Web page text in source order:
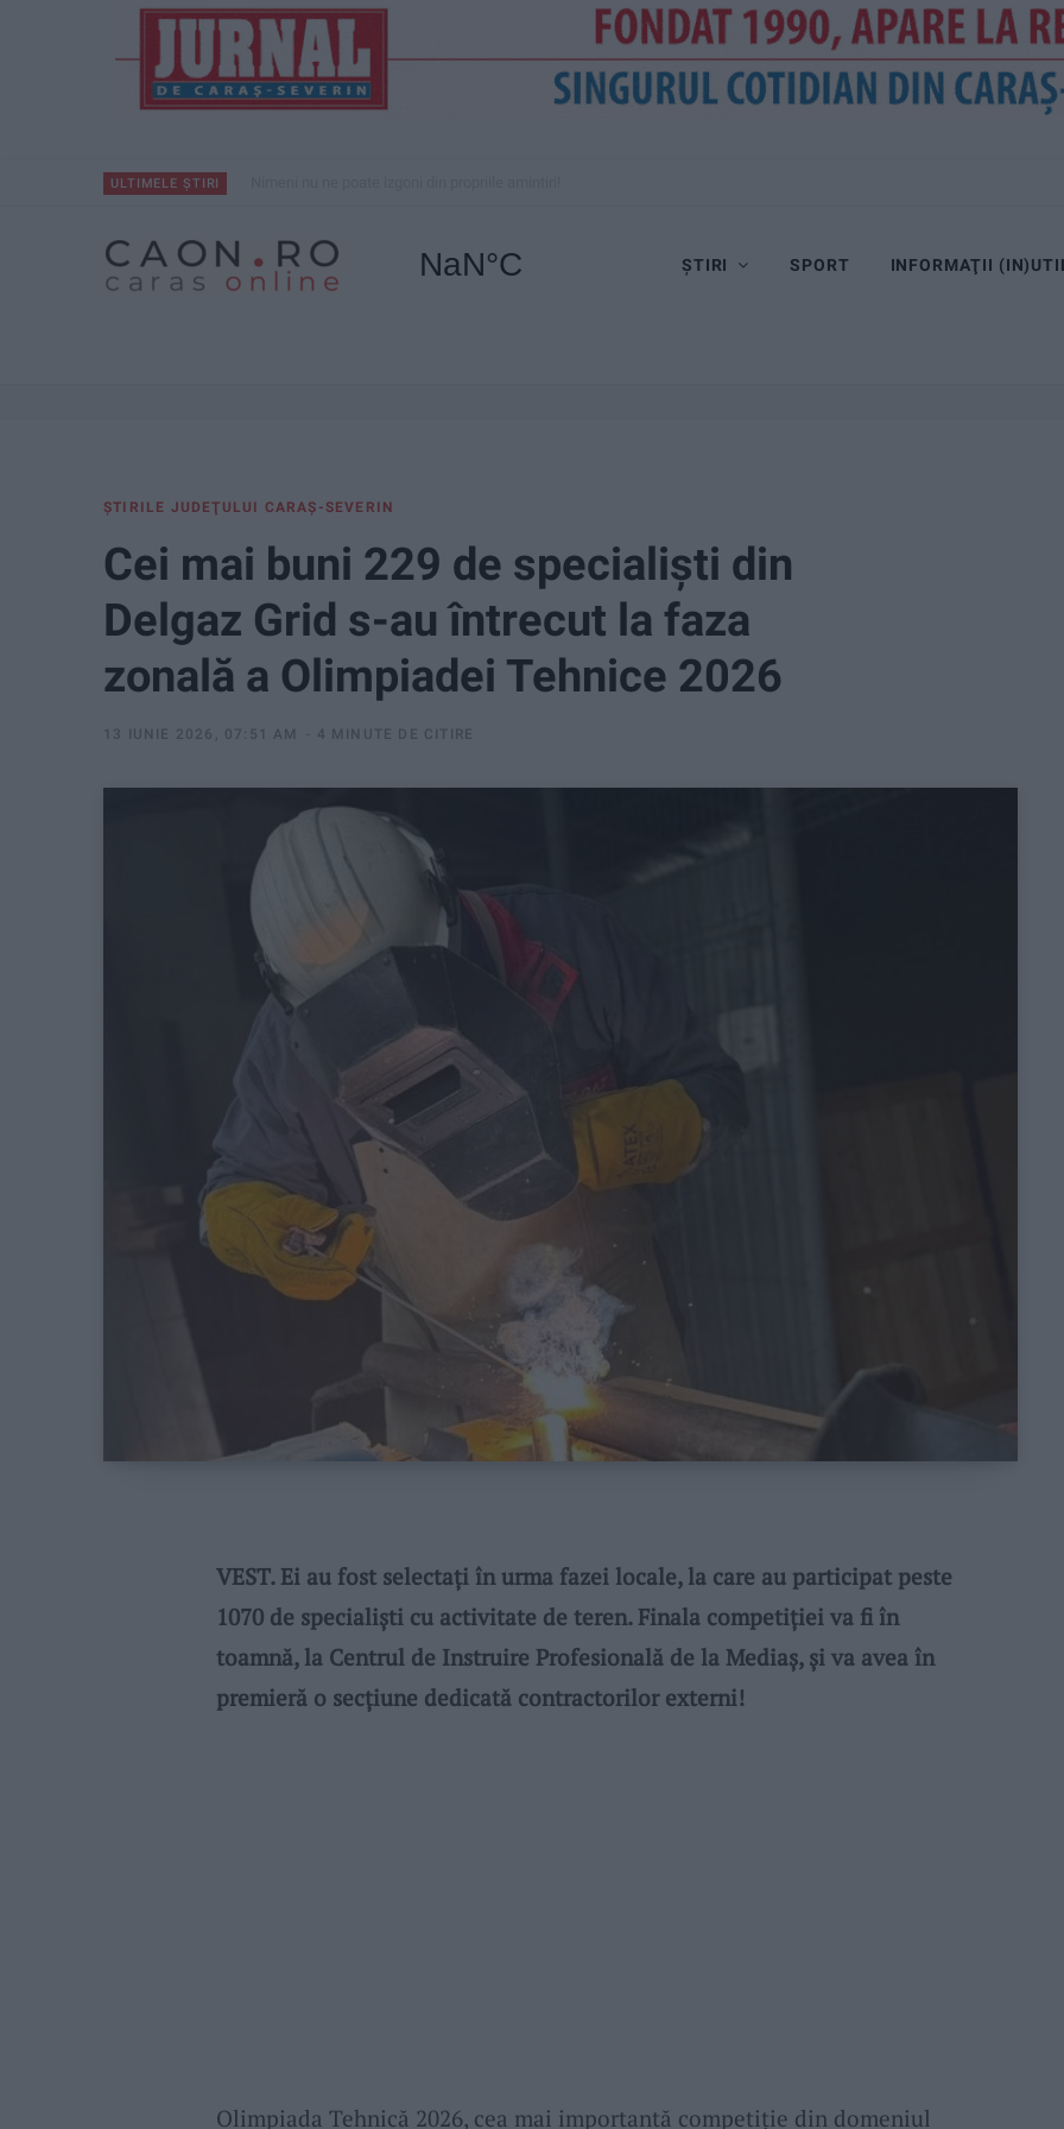
ULTIMELE ȘTIRI
ȘTIRI SPORT INFORMAŢII
ŞTIRILE JUDEŢULUI CARAŞ-SEVERIN
Cei mai buni 229 de specialiști din
Delgaz Grid s-au întrecut la faza
zonală a Olimpiadei Tehnice 2026
13 IUNIE 2026, 07:51 AM 4 MINUTE DE CITIRE
VEST. Ei au fost selectați în urma fazei locale, la care au participat peste
1070 de specialiști cu activitate de teren. Finala competiției va fi în
toamnă, la Centrul de Instruire Profesională de la Mediaș, și va avea în
premieră o secțiune dedicată contractorilor externi!
Olimpiada Tehnică 2026, cea mai importantă competiție din domeniul